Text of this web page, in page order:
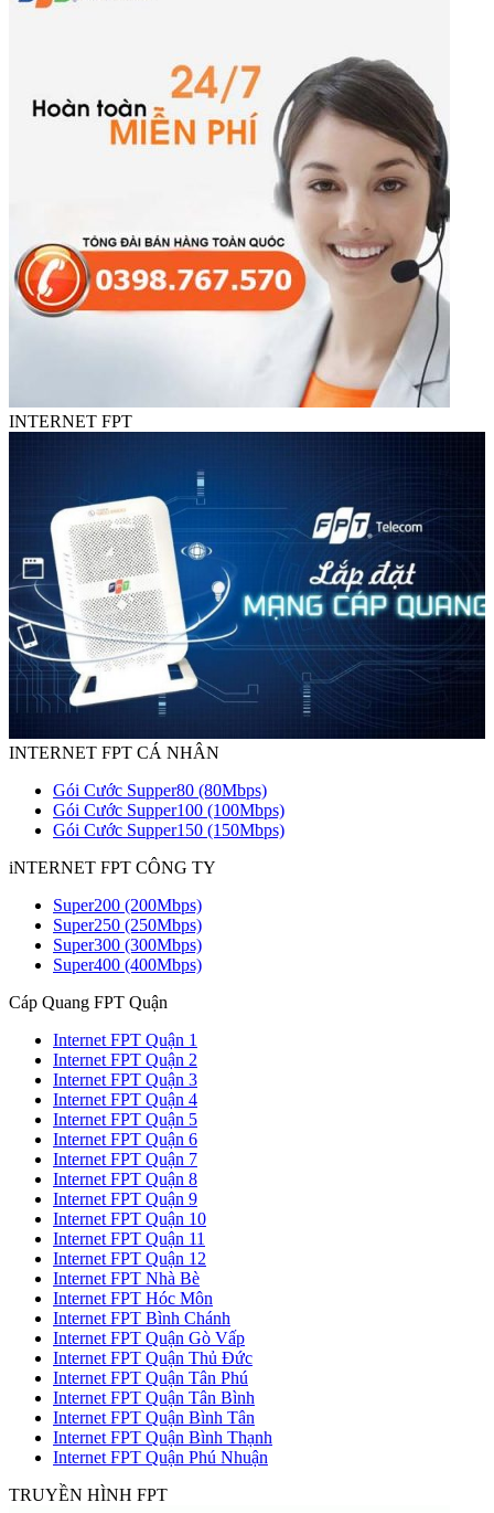
INTERNET FPT
INTERNET FPT CÁ NHÂN
Gói Cước Supper80 (80Mbps)
Gói Cước Supper100 (100Mbps)
Gói Cước Supper150 (150Mbps)
iNTERNET FPT CÔNG TY
Super200 (200Mbps)
Super250 (250Mbps)
Super300 (300Mbps)
Super400 (400Mbps)
Cáp Quang FPT Quận
Internet FPT Quận 1
Internet FPT Quận 2
Internet FPT Quận 3
Internet FPT Quận 4
Internet FPT Quận 5
Internet FPT Quận 6
Internet FPT Quận 7
Internet FPT Quận 8
Internet FPT Quận 9
Internet FPT Quận 10
Internet FPT Quận 11
Internet FPT Quận 12
Internet FPT Nhà Bè
Internet FPT Hóc Môn
Internet FPT Bình Chánh
Internet FPT Quận Gò Vấp
Internet FPT Quận Thủ Đức
Internet FPT Quận Tân Phú
Internet FPT Quận Tân Bình
Internet FPT Quận Bình Tân
Internet FPT Quận Bình Thạnh
Internet FPT Quận Phú Nhuận
TRUYỀN HÌNH FPT